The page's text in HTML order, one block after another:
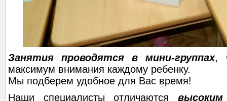
Занятия проводятся в мини-группах,
максимум внимания каждому ребенку.
Мы подберем удобное для Вас время!
Наши специалисты отличаютсявысоким